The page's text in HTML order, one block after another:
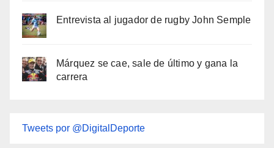
Entrevista al jugador de rugby John Semple
Márquez se cae, sale de último y gana la
carrera
Tweets por @DigitalDeporte